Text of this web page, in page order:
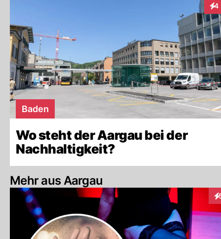
4
Baden
Wo steht der Aargau bei der
Nachhaltigkeit?
Mehr aus Aargau